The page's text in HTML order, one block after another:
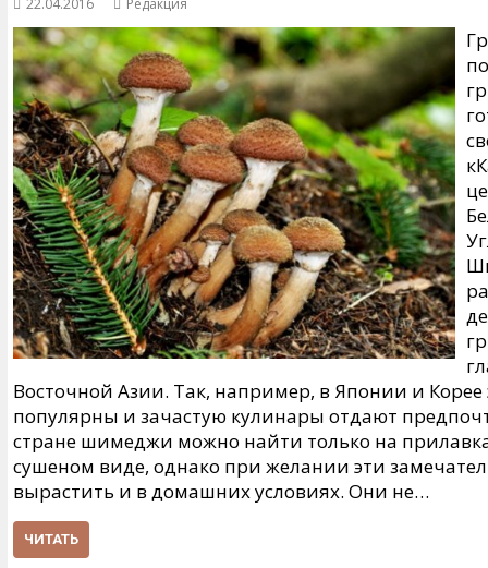
22.04.2016 Редакция
Восточной Азии. Так, например, в Японии и
популярны и зачастую кулинары отдают
стране шимеджи можно найти только на
сушеном виде, однако при желании эти
вырастить и в домашних условиях. Они не…
ЧИТАТЬ